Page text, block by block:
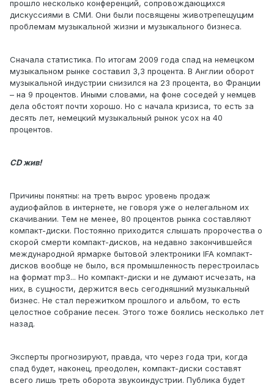
прошло несколько конференций, сопровождающихся
дискуссиями в СМИ. Они были посвящены животрепещущим
проблемам музыкальной жизни и музыкального бизнеса.
Сначала статистика. По итогам 2009 года спад на немецком
музыкальном рынке составил 3,3 процента. В Англии оборот
музыкальной индустрии снизился на 23 процента, во Франции
– на 9 процентов. Иными словами, на фоне соседей у немцев
дела обстоят почти хорошо. Но с начала кризиса, то есть за
десять лет, немецкий музыкальный рынок усох на 40
процентов.
CD жив!
Причины понятны: на треть вырос уровень продаж
аудиофайлов в интернете, не говоря уже о нелегальном их
скачивании. Тем не менее, 80 процентов рынка составляют
компакт-диски. Постоянно приходится слышать пророчества о
скорой смерти компакт-дисков, на недавно закончившейся
международной ярмарке бытовой электроники IFA компакт-
дисков вообще не было, вся промышленность перестроилась
на формат mp3... Но компакт-диски и не думают исчезать, на
них, в сущности, держится весь сегодняшний музыкальный
бизнес. Не стал пережитком прошлого и альбом, то есть
целостное собрание песен. Этого тоже боялись несколько лет
назад.
Эксперты прогнозируют, правда, что через года три, когда
спад будет, наконец, преодолен, компакт-диски составят
всего лишь треть оборота звукоиндустрии. Публика будет